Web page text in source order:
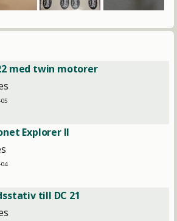
med twin motorer
05
Explorer II
04
till DC 21